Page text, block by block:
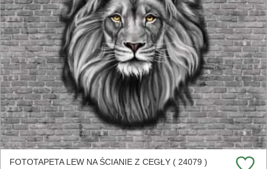
FOTOTAPETA LEW NA ŚCIANIE Z CEGŁY ( 24079 )